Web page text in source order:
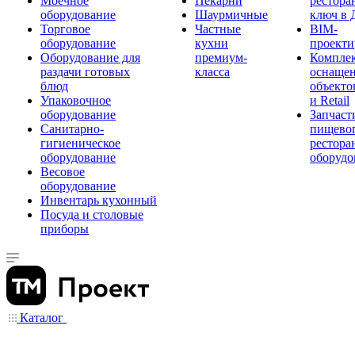
оборудование
Торговое
оборудование
Оборудование для
раздачи готовых
блюд
Упаковочное
оборудование
Санитарно-
гигиеническое
оборудование
Весовое
оборудование
Инвентарь кухонный
Посуда и столовые
приборы
Шаурмичные
Частные
кухни
премиум-
класса
ключ в
BIM-
и Retail
Каталог